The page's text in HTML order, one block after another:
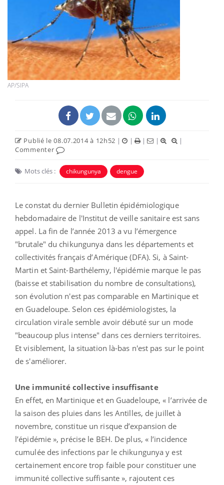
AP/SIPA
Publié le 08.07.2014 à 12h52 | | | |
|
Commenter
Mots clés : chikungunya dengue
Le constat du dernier Bulletin épidémiologique
hebdomadaire de l'Institut de veille sanitaire est sans
appel. La fin de l’année 2013 a vu l’émergence
"brutale" du chikungunya dans les départements et
collectivités français d’Amérique (DFA). Si, à Saint-
Martin et Saint-Barthélemy, l'épidémie marque le pas
(baisse et stabilisation du nombre de consultations),
son évolution n'est pas comparable en Martinique et
en Guadeloupe. Selon ces épidémiologistes, la
circulation virale semble avoir débuté sur un mode
"beaucoup plus intense" dans ces derniers territoires.
Et visiblement, la situation là-bas n'est pas sur le point
de s'améliorer.
Une immunité collective insuffisante
En effet, en Martinique et en Guadeloupe, « l’arrivée de
la saison des pluies dans les Antilles, de juillet à
novembre, constitue un risque d’expansion de
l’épidémie », précise le BEH. De plus, « l’incidence
cumulée des infections par le chikungunya y est
certainement encore trop faible pour constituer une
immunité collective suffisante », rajoutent ces